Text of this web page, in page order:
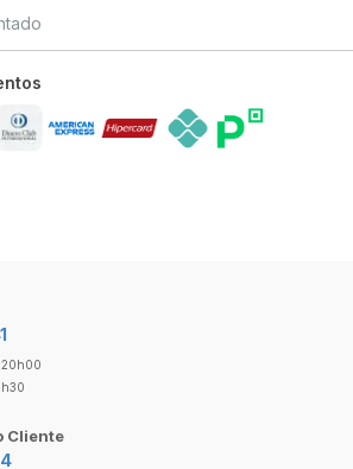
20h00
Cliente